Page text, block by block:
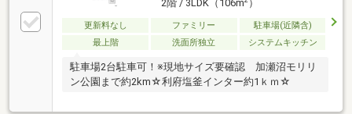
2階 / 3LDK（106m ）
更新料なし ファミリー
駐車場(近隣含)
最上階
洗面所独立 システムキッチン
駐車場2台駐車可！※現地サイズ要確認 加瀬沼モリリ
ン公園まで約2km☆利府塩釜インター約1ｋｍ☆